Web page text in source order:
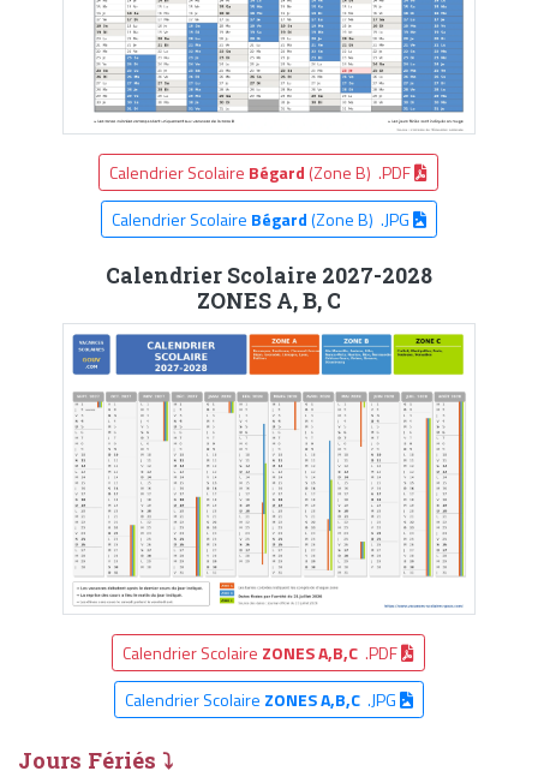
Calendrier Scolaire Bégard (Zone B) .PDF
Calendrier Scolaire Bégard(Zone B) .JPG
Calendrier Scolaire 2027-2028
ZONES A, B, C
Calendrier Scolaire ZONES A,B,C .PDF
Calendrier Scolaire ZONES A,B,C.JPG
Jours Fériés ⤵